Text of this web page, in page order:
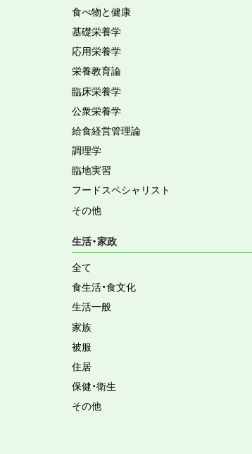
食べ物と健康
基礎栄養学
応用栄養学
栄養教育論
臨床栄養学
公衆栄養学
給食経営管理論
調理学
臨地実習
フードスペシャリスト
その他
生活・家政
全て
食生活・食文化
生活一般
家族
被服
住居
保健・衛生
その他